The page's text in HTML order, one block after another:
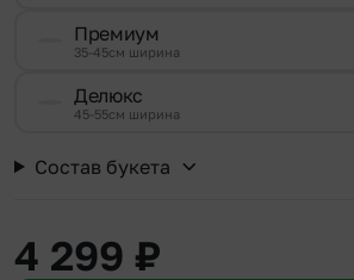
Премиум
35-45см ширина
Делюкс
45-55см ширина
Состав букета
4 299 ₽